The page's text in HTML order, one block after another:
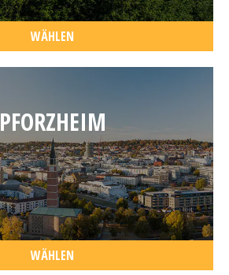
WÄHLEN
PFORZHEIM
WÄHLEN